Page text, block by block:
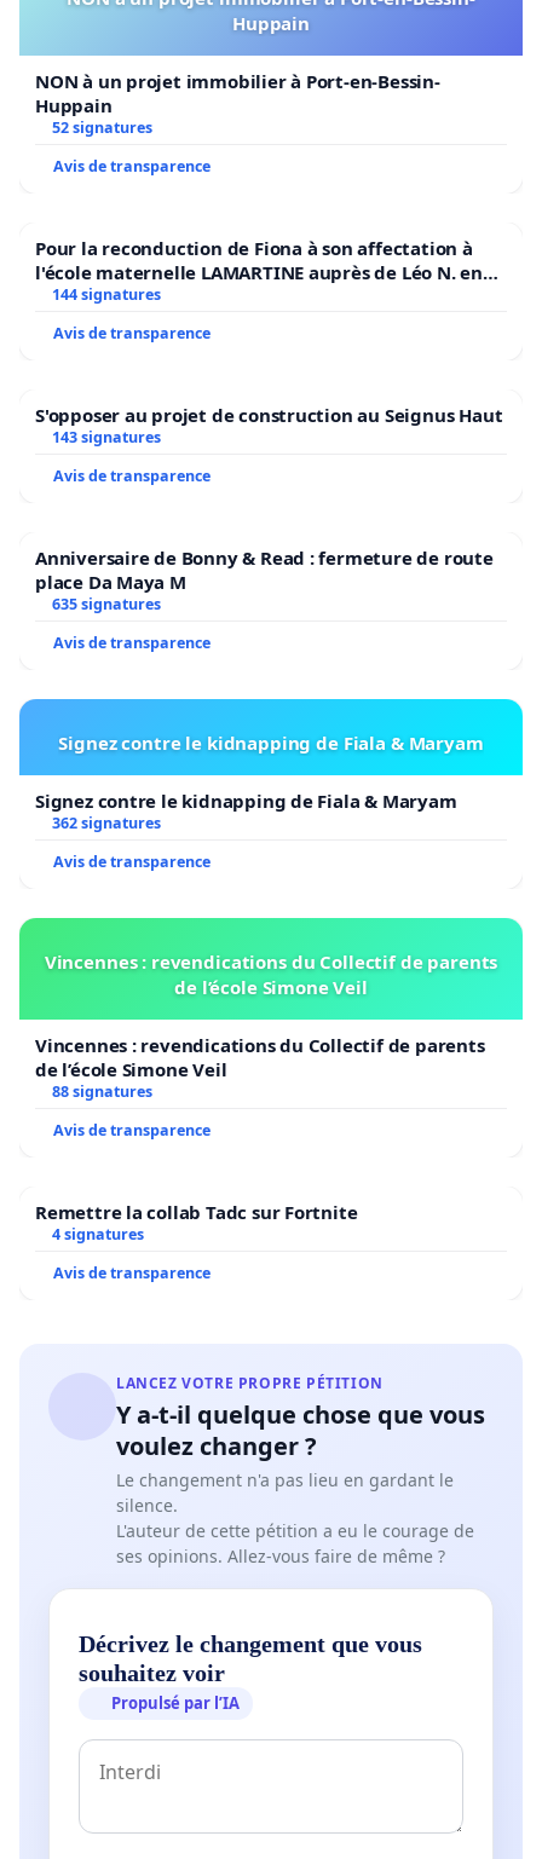
Huppain
NON à un projet immobilier à Port-en-Bessin-
Huppain
52 signatures
Avis de transparence
Pour la reconduction de Fiona à son affectation à
l'école maternelle LAMARTINE auprès de Léo N. en
2026/2027
144 signatures
Avis de transparence
S'opposer au projet de construction au Seignus Haut
143 signatures
Avis de transparence
Anniversaire de Bonny & Read : fermeture de route
place Da Maya M
635 signatures
Avis de transparence
Signez contre le kidnapping de Fiala & Maryam
Signez contre le kidnapping de Fiala & Maryam
362 signatures
Avis de transparence
Vincennes : revendications du Collectif de parents
de l’école Simone Veil
Vincennes : revendications du Collectif de parents
de l’école Simone Veil
88 signatures
Avis de transparence
Remettre la collab Tadc sur Fortnite
4 signatures
Avis de transparence
LANCEZ VOTRE PROPRE PÉTITION
Y a-t-il quelque chose que vous
voulez changer ?
Le changement n'a pas lieu en gardant le
silence.
L'auteur de cette pétition a eu le courage de
ses opinions. Allez-vous faire de même ?
Décrivez le changement que vous
souhaitez voir
Propulsé par l’IA